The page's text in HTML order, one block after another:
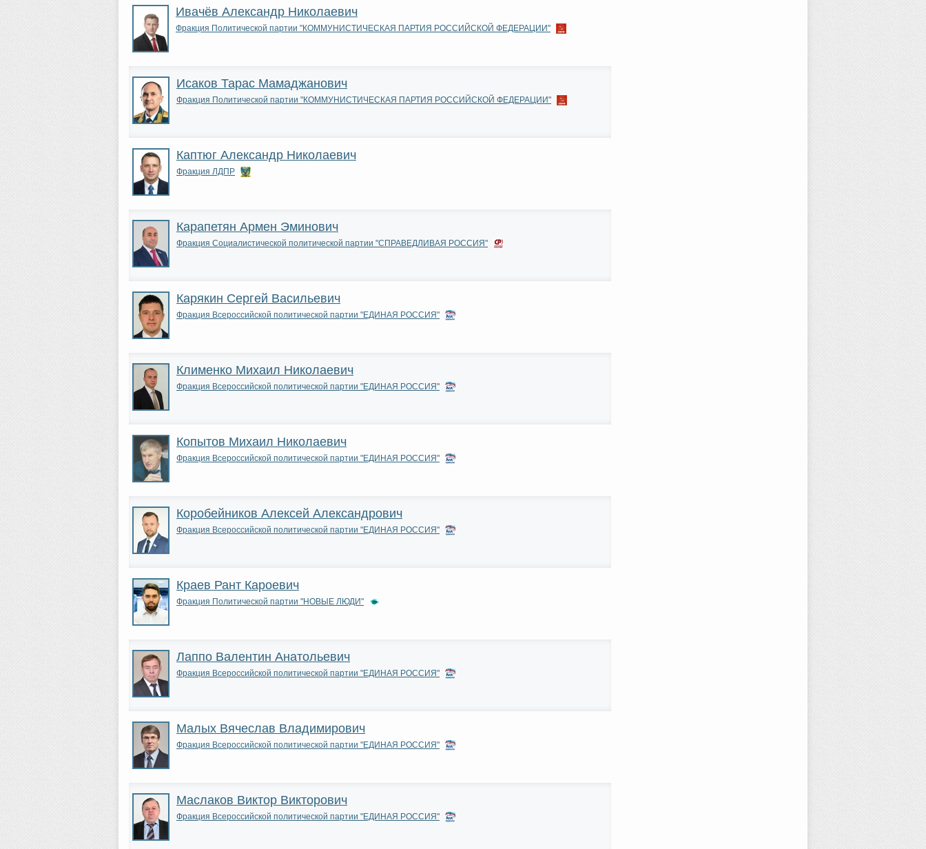
Ивачёв Александр Николаевич
Фракция Политической партии "КОММУНИСТИЧЕСКАЯ ПАРТИЯ РОССИЙСКОЙ ФЕДЕРАЦИИ"
Исаков Тарас Мамаджанович
Фракция Политической партии "КОММУНИСТИЧЕСКАЯ ПАРТИЯ РОССИЙСКОЙ ФЕДЕРАЦИИ"
Каптюг Александр Николаевич
Фракция ЛДПР
Карапетян Армен Эминович
Фракция Социалистической политической партии "СПРАВЕДЛИВАЯ РОССИЯ"
Карякин Сергей Васильевич
Фракция Всероссийской политической партии "ЕДИНАЯ РОССИЯ"
Клименко Михаил Николаевич
Фракция Всероссийской политической партии "ЕДИНАЯ РОССИЯ"
Копытов Михаил Николаевич
Фракция Всероссийской политической партии "ЕДИНАЯ РОССИЯ"
Коробейников Алексей Александрович
Фракция Всероссийской политической партии "ЕДИНАЯ РОССИЯ"
Краев Рант Кароевич
Фракция Политической партии "НОВЫЕ ЛЮДИ"
Лаппо Валентин Анатольевич
Фракция Всероссийской политической партии "ЕДИНАЯ РОССИЯ"
Малых Вячеслав Владимирович
Фракция Всероссийской политической партии "ЕДИНАЯ РОССИЯ"
Маслаков Виктор Викторович
Фракция Всероссийской политической партии "ЕДИНАЯ РОССИЯ"